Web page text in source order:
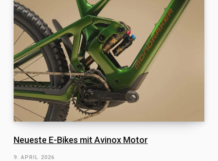
Neueste E-Bikes mit Avinox Motor
9. APRIL 2026